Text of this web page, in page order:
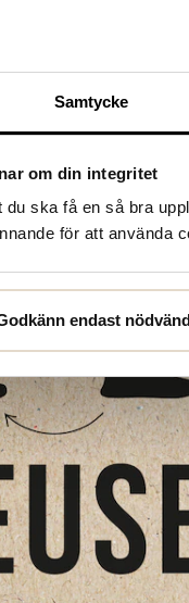
Samtycke
om din integritet
du ska få en så bra
för att använda
endast